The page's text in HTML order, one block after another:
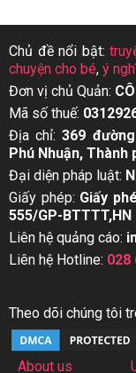
Chủ đề nổi bật:
chuyện cho bé, ý
Đơn vị chủ Quản:
Mã số thuế:
Địa chỉ:369
Phú Nhuận, Thành
Đại diện pháp luật:
Giấy phép: Giấy
555/GP-
Liên hệ quảng cáo:
Liên hệ Hotline: 028
Theo dõi chúng tôi
About us